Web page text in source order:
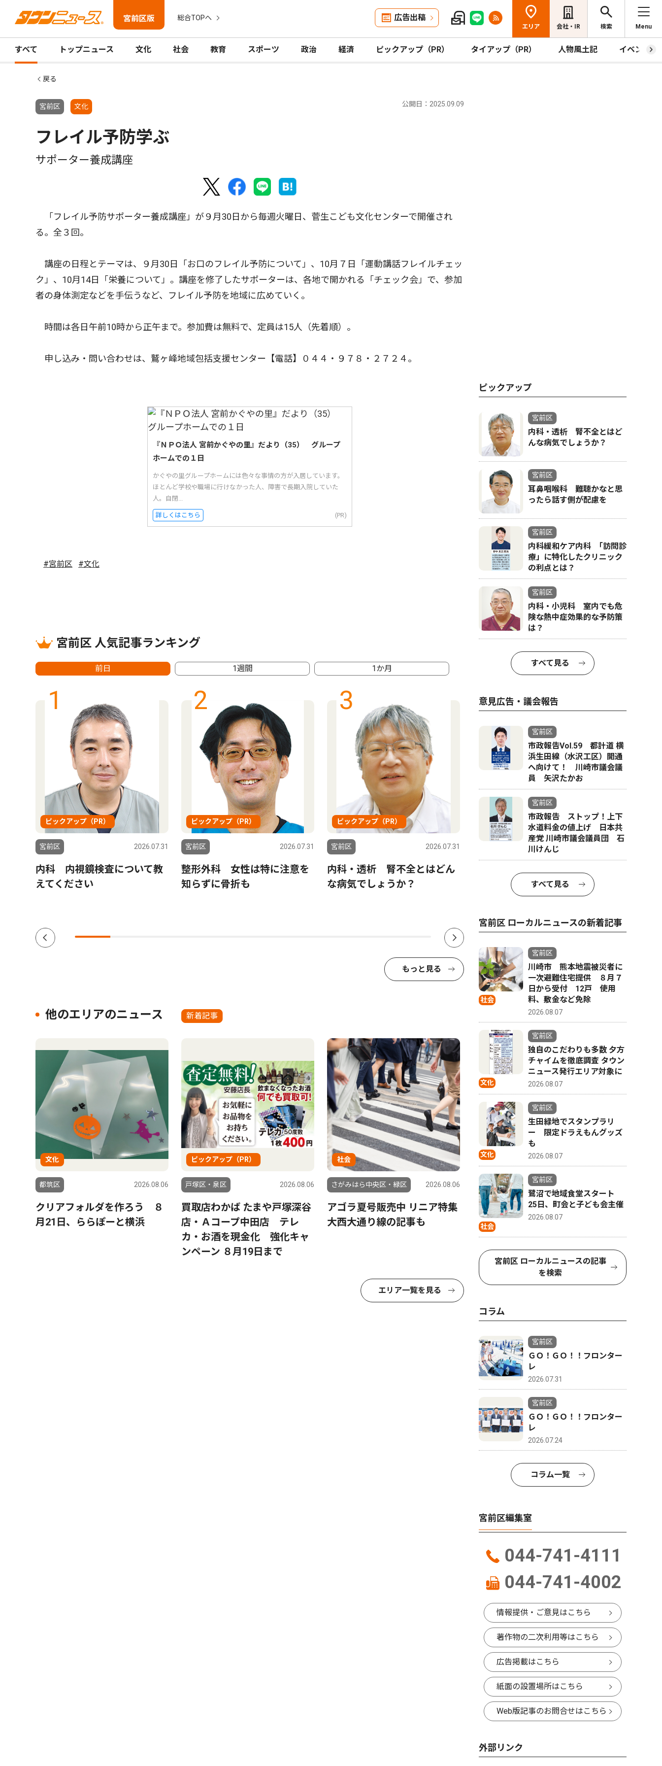
宮前区版 総合TOPへ 広告出稿
エリア 会社・IR 検索 Menu
すべて トップニュース 文化 社会 教育 スポーツ 政治 経済 ピックアップ（PR） タイアップ（PR） 人物風土記 イベント
戻る
宮前区 文化 公開日：2025.09.09
フレイル予防学ぶ
サポーター養成講座
「フレイル予防サポーター養成講座」が９月30日から毎週火曜日、菅生こども文化センターで開催され
る。全３回。
講座の日程とテーマは、９月30日「お口のフレイル予防について」、10月７日「運動講話フレイルチェッ
ク」、10月14日「栄養について」。講座を修了したサポーターは、各地で開かれる「チェック会」で、参加
者の身体測定などを手伝うなど、フレイル予防を地域に広めていく。
時間は各日午前10時から正午まで。参加費は無料で、定員は15人（先着順）。
申し込み・問い合わせは、鷲ヶ峰地域包括支援センター【電話】０４４・９７８・２７２４。
『ＮＰＯ法人 宮前かぐやの里』だより（35） グループ
ホームでの１日
かぐやの里グループホームには色々な事情の方が入居しています。
ほとんど学校や職場に行けなかった人、障害で長期入院していた
人。自閉...
詳しくはこちら (PR)
#宮前区 #文化
宮前区 人気記事ランキング
前日 1週間 1か月
1
ピックアップ（PR）
宮前区 2026.07.31
内科 内視鏡検査について教
えてください
2
ピックアップ（PR）
宮前区 2026.07.31
整形外科 女性は特に注意を
知らずに骨折も
3
ピックアップ（PR）
宮前区 2026.07.31
内科・透析 腎不全とはどん
な病気でしょうか？
4
社会
にインターナショナルスクー
もっと見る
他のエリアのニュース 新着記事
文化
都筑区 2026.08.06
クリアフォルダを作ろう ８
月21日、ららぽーと横浜
ピックアップ（PR）
戸塚区・泉区 2026.08.06
買取店わかば たまや戸塚深谷
店・Ａコープ中田店 テレ
カ・お酒を現金化 強化キャ
ンペーン ８月19日まで
社会
さがみはら中央区・緑区 2026.08.06
アゴラ夏号販売中 リニア特集
大西大通り線の記事も
エリア一覧を見る
ピックアップ
宮前区
内科・透析 腎不全とはど
んな病気でしょうか？
宮前区
耳鼻咽喉科 難聴かなと思
ったら話す側が配慮を
宮前区
内科緩和ケア内科 ｢訪問診
療」に特化したクリニック
の利点とは？
宮前区
内科・小児科 室内でも危
険な熱中症効果的な予防策
は？
すべて見る
意見広告・議会報告
宮前区
市政報告Vol.59 都計道 横
浜生田線（水沢工区）開通
へ向けて！ 川崎市議会議
員 矢沢たかお
宮前区
市政報告 ストップ！上下
水道料金の値上げ 日本共
産党 川崎市議会議員団 石
川けんじ
すべて見る
宮前区 ローカルニュースの新着記事
社会
宮前区
川崎市 熊本地震被災者に
一次避難住宅提供 ８月７
日から受付 12戸 使用
料、敷金など免除
2026.08.07
文化
宮前区
独自のこだわりも多数 夕方
チャイムを徹底調査 タウン
ニュース発行エリア対象に
2026.08.07
文化
宮前区
生田緑地でスタンプラリ
ー 限定ドラえもんグッズ
も
2026.08.07
社会
宮前区
鷺沼で地域食堂スタート
25日、町会と子ども会主催
2026.08.07
宮前区 ローカルニュースの記事
を検索
コラム
宮前区
ＧＯ！ＧＯ！！フロンター
レ
2026.07.31
宮前区
ＧＯ！ＧＯ！！フロンター
レ
2026.07.24
コラム一覧
宮前区編集室
044-741-4111
044-741-4002
情報提供・ご意見はこちら
著作物の二次利用等はこちら
広告掲載はこちら
紙面の設置場所はこちら
Web版記事のお問合せはこちら
外部リンク